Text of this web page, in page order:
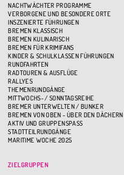
NACHTWÄCHTER PROGRAMME
VERBORGENE UND BESONDERE ORTE
INSZENIERTE FÜHRUNGEN
BREMEN KLASSISCH
BREMEN KULINARISCH
BREMEN FÜR KRIMIFANS
KINDER & SCHULKLASSEN FÜHRUNGEN
RUNDFAHRTEN
RADTOUREN & AUSFLÜGE
RALLYES
THEMENRUNDGÄNGE
MITTWOCHS- / SONNTAGSREIHE
BREMER UNTERWELTEN / BUNKER
BREMEN VON OBEN - ÜBER DEN DÄCHERN
AKTIV UND GRUPPENSPASS
STADTTEILRUNDGÄNGE
MARITIME WOCHE 2025
ZIELGRUPPEN